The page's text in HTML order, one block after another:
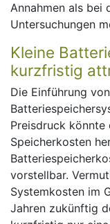
Annahmen als bei
Untersuchungen
Kleine
kurzfristig
Die Einführung
Preisdruck könnte
Speicherkosten
vorstellbar.
Systemkosten im
Jahren zukünftig